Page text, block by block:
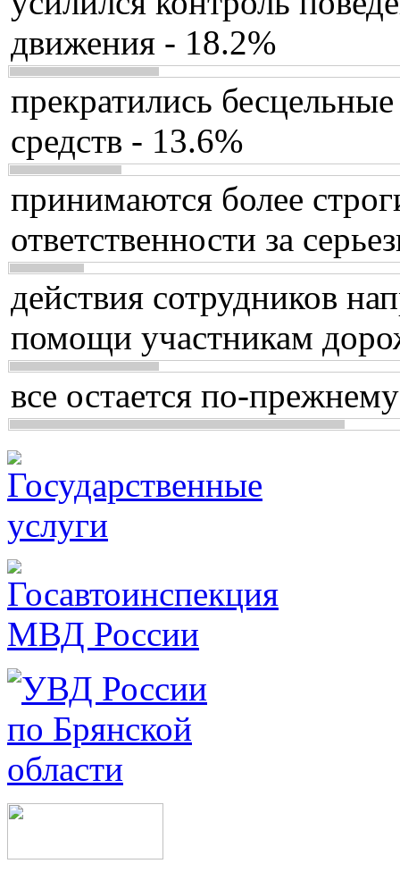
движения - 18.2%
прекратились
средств - 13.6%
принимаются более
ответственности за
действия сотрудников
помощи участникам
все остается по-